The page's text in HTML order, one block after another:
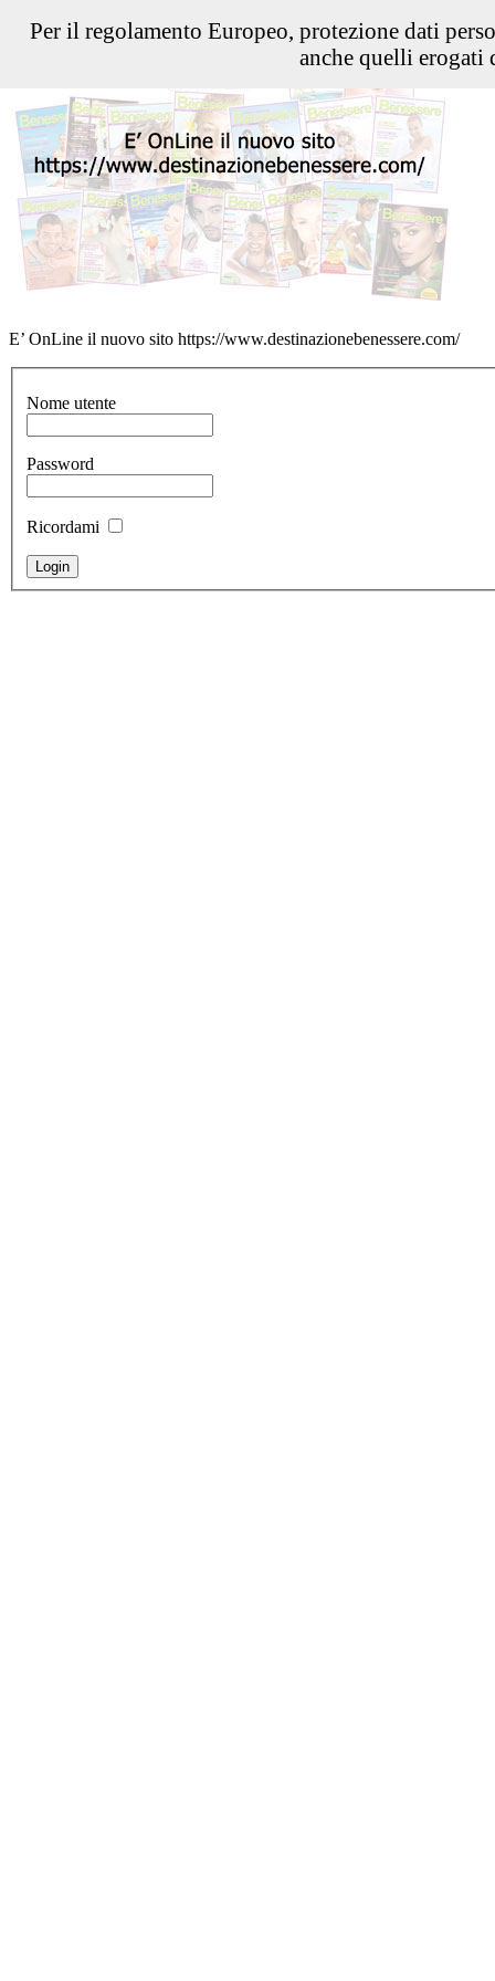
E’ OnLine il nuovo sito https://www.destinazionebenessere.com/
Nome utente
Password
Ricordami
Per il regolamento Europeo, protezione dati
anche quelli erogati